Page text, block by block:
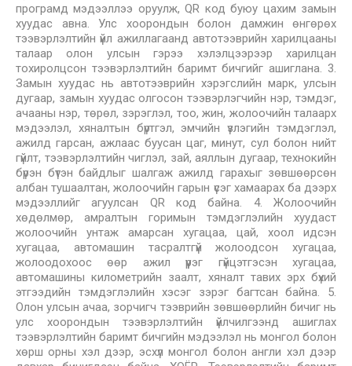
програмд мэдээллээ оруулж, QR код буюу цахим замын
хуудас авна. Улс хоорондын болон дамжин өнгөрөх
тээвэрлэлтийн үйл ажиллагаанд автотээврийн харилцааны
талаар олон улсын гэрээ хэлэлцээрээр харилцан
тохиролцсон тээвэрлэлтийн баримт бичгийг ашиглана. 3.
Замын хуудас нь автотээврийн хэрэгслийн марк, улсын
дугаар, замын хуудас олгосон тээвэрлэгчийн нэр, тэмдэг,
ачааны нэр, төрөл, зэрэглэл, тоо, жин, жолоочийн талаарх
мэдээлэл, хяналтын бүртгэл, эмчийн үзлэгийн тэмдэглэл,
ажилд гарсан, ажлаас буусан цаг, минут, сул болон нийт
гүйлт, тээвэрлэлтийн чиглэл, зай, аяллын дугаар, технокийн
бүрэн бүтэн байдлыг шалгаж ажилд гарахыг зөвшөөрсөн
албан тушаалтан, жолоочийн гарын үсэг хамаарах ба дээрх
мэдээллийг агуулсан QR код байна. 4. Жолоочийн
хөдөлмөр, амралтын горимын тэмдэглэлийн хуудаст
жолоочийн унтаж амарсан хугацаа, цай, хоол идсэн
хугацаа, автомашин тасралтгүй жолоодсон хугацаа,
жолоодохоос өөр ажил үүрэг гүйцэтгэсэн хугацаа,
автомашины километрийн заалт, хяналт тавих эрх бүхий
этгээдийн тэмдэглэлийн хэсэг зэрэг багтсан байна. 5.
Олон улсын ачаа, зорчигч тээврийн зөвшөөрлийн бичиг нь
улс хоорондын тээвэрлэлтийн үйлчилгээнд ашиглах
тээвэрлэлтийн баримт бичгийн мэдээлэл нь монгол болон
хөрш орны хэл дээр, эсхүл монгол болон англи хэл дээр